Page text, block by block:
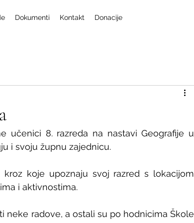
Dokumenti Kontakt Donacije
učenici 8. razreda na nastavi Geografije u
i svoju župnu zajednicu.
koje upoznaju svoj razred s lokacijom
i aktivnostima.
neke radove, a ostali su po hodnicima Škole